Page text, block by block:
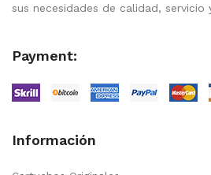
sus necesidades de calidad, servicio
Payment:
Información